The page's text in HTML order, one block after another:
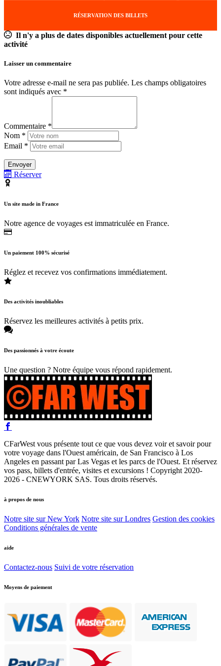
RÉSERVATION DES BILLETS
Il n'y a plus de dates disponibles actuellement pour cette
activité
Laisser un commentaire
Votre adresse e-mail ne sera pas publiée. Les champs obligatoires
sont indiqués avec *
Commentaire *
Nom *
Email *
Réserver
Un site made in France
Notre agence de voyages est immatriculée en France.
Un paiement 100% sécurisé
Réglez et recevez vos confirmations immédiatement.
Des activités inoubliables
Réservez les meilleures activités à petits prix.
Des passionnés à votre écoute
Une question ? Notre équipe vous répond rapidement.
CFarWest vous présente tout ce que vous devez voir et savoir pour
votre voyage dans l'Ouest américain, de San Francisco à Los
Angeles en passant par Las Vegas et les parcs de l'Ouest. Et réservez
vos pass, billets d'entrée, visites et excursions ! Copyright 2020-
2026 - CNEWYORK SAS. Tous droits réservés.
à propos de nous
Notre site sur New York Notre site sur Londres Gestion des cookies
Conditions générales de vente
aide
Contactez-nous Suivi de votre réservation
Moyens de paiement